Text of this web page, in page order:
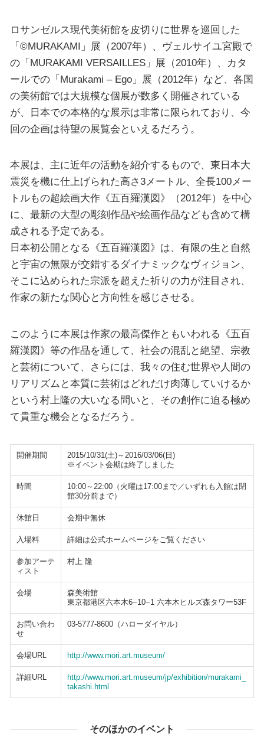
ロサンゼルス現代美術館を皮切りに世界を巡回した
「©MURAKAMI」展（2007年）、ヴェルサイユ宮殿で
の「MURAKAMI VERSAILLES」展（2010年）、カタ
ールでの「Murakami – Ego」展（2012年）など、各国
の美術館では大規模な個展が数多く開催されている
が、日本での本格的な展示は非常に限られており、今
回の企画は待望の展覧会といえるだろう。
本展は、主に近年の活動を紹介するもので、東日本大
震災を機に仕上げられた高さ3メートル、全長100メー
トルもの超絵画大作《五百羅漢図》（2012年）を中心
に、最新の大型の彫刻作品や絵画作品なども含めて構
成される予定である。
日本初公開となる《五百羅漢図》は、有限の生と自然
と宇宙の無限が交錯するダイナミックなヴィジョン、
そこに込められた宗派を超えた祈りの力が注目され、
作家の新たな関心と方向性を感じさせる。
このように本展は作家の最高傑作ともいわれる《五百
羅漢図》等の作品を通して、社会の混乱と絶望、宗教
と芸術について、さらには、我々の住む世界や人間の
リアリズムと本質に芸術はどれだけ肉薄していけるか
という村上隆の大いなる問いと、その創作に迫る極め
て貴重な機会となるだろう。
開催期間
2015/10/31(土)～2016/03/06(日)
※イベント会期は終了しました
時間
10:00～22:00（火曜は17:00まで／いずれも入館は閉
館30分前まで）
休館日 会期中無休
入場料 詳細は公式ホームページをご覧ください
参加アーテ
ィスト
村上 隆
会場
森美術館
東京都港区六本木6−10−1 六本木ヒルズ森タワー53F
お問い合わ
せ
03-5777-8600（ハローダイヤル）
会場URL http://www.mori.art.museum/
詳細URL
http://www.mori.art.museum/jp/exhibition/murakami_
takashi.html
そのほかのイベント